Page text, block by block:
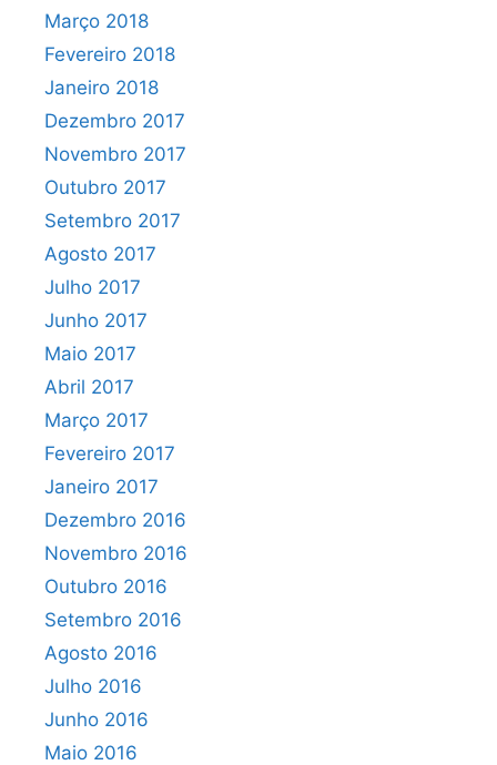
Março 2018
Fevereiro 2018
Janeiro 2018
Dezembro 2017
Novembro 2017
Outubro 2017
Setembro 2017
Agosto 2017
Julho 2017
Junho 2017
Maio 2017
Abril 2017
Março 2017
Fevereiro 2017
Janeiro 2017
Dezembro 2016
Novembro 2016
Outubro 2016
Setembro 2016
Agosto 2016
Julho 2016
Junho 2016
Maio 2016